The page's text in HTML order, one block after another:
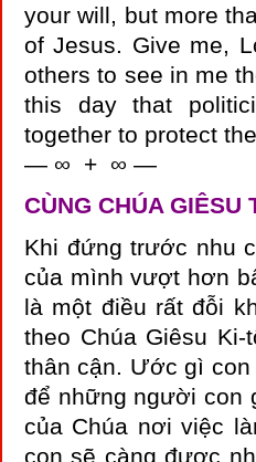
your will, but more
of Jesus. Give me,
others to see in me
this day that
together to protect
— ∞ + ∞ —
CÙNG CHÚA GIÊSU
Khi đứng trước nhu
của mình vượt hơn
là một điều rất đỗi
theo Chúa Giêsu
thân cận. Ước gì
để những người con
của Chúa nơi việc
con sẽ càng được